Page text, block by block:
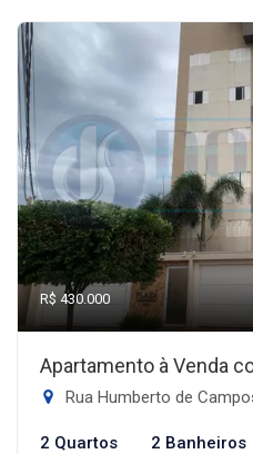
R$ 430.000
Apartamento à Venda
Rua Humberto de Campos,
2 Quartos 2 Banheiros